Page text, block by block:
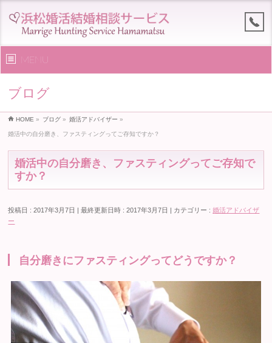
MENU
ブログ
HOME » ブログ » 婚活アドバイザー »
婚活中の自分磨き、ファスティングってご存知ですか？
婚活中の自分磨き、ファスティングってご存知で
すか？
投稿日 : 2017年3月7日 最終更新日時 : 2017年3月7日 カテゴリー : 婚活アドバイザ
ー
自分磨きにファスティングってどうですか？